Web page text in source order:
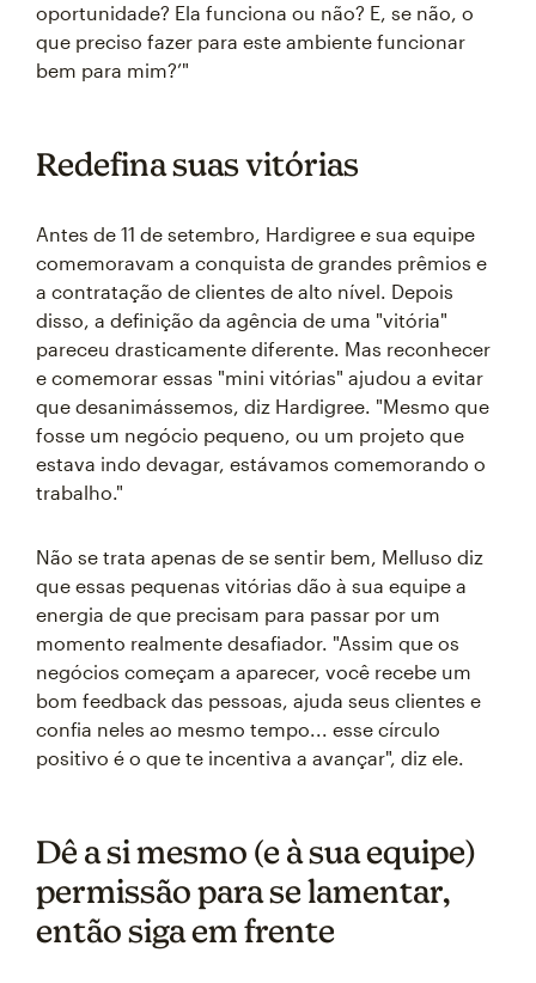
oportunidade? Ela funciona ou não? E, se não, o
que preciso fazer para este ambiente funcionar
bem para mim?’"
Redefina suas vitórias
Antes de 11 de setembro, Hardigree e sua equipe
comemoravam a conquista de grandes prêmios e
a contratação de clientes de alto nível. Depois
disso, a definição da agência de uma "vitória"
pareceu drasticamente diferente. Mas reconhecer
e comemorar essas "mini vitórias" ajudou a evitar
que desanimássemos, diz Hardigree. "Mesmo que
fosse um negócio pequeno, ou um projeto que
estava indo devagar, estávamos comemorando o
trabalho."
Não se trata apenas de se sentir bem, Melluso diz
que essas pequenas vitórias dão à sua equipe a
energia de que precisam para passar por um
momento realmente desafiador. "Assim que os
negócios começam a aparecer, você recebe um
bom feedback das pessoas, ajuda seus clientes e
confia neles ao mesmo tempo... esse círculo
positivo é o que te incentiva a avançar", diz ele.
Dê a si mesmo (e à sua equipe)
permissão para se lamentar,
então siga em frente